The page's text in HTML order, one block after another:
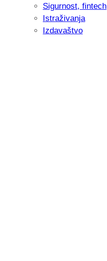
Sigurnost, fintech
Istraživanja
Izdavaštvo